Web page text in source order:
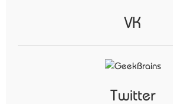
VK
Twitter